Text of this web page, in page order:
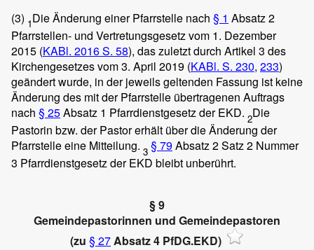
(3) 1Die Änderung einer Pfarrstelle nach § 1 Absatz 2
Pfarrstellen- und Vertretungsgesetz vom 1. Dezember
2015 (KABl. 2016 S. 58), das zuletzt durch Artikel 3 des
Kirchengesetzes vom 3. April 2019 (KABl. S. 230, 233)
geändert wurde, in der jeweils geltenden Fassung ist keine
Änderung des mit der Pfarrstelle übertragenen Auftrags
nach § 25Absatz 1 Pfarrdienstgesetz der EKD. 2Die
Pastorin bzw. der Pastor erhält über die Änderung der
Pfarrstelle eine Mitteilung. 3 § 79Absatz 2 Satz 2 Nummer
3 Pfarrdienstgesetz der EKD bleibt unberührt.
§ 9
Gemeindepastorinnen und Gemeindepastoren
(zu § 27Absatz 4 PfDG.EKD)